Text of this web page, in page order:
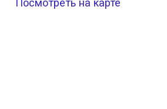
Посмотреть на карте